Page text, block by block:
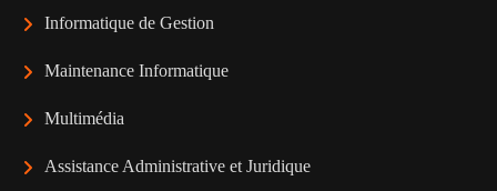
Informatique de Gestion
Maintenance Informatique
Multimédia
Assistance Administrative et Juridique